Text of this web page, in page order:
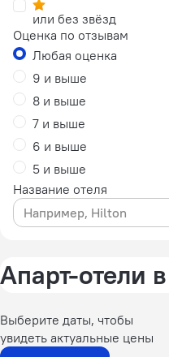
или без звёзд
Оценка по отзывам
Любая оценка
9 и выше
8 и выше
7 и выше
6 и выше
5 и выше
Название отеля
Апарт-отели
Выберите даты, чтобы
увидеть актуальные цены